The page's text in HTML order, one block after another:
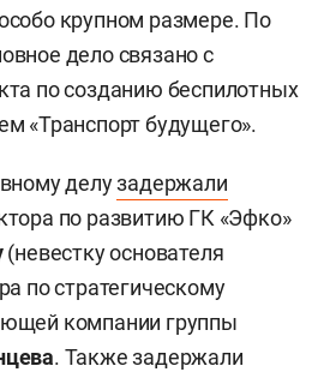
крупном размере. По
дело связано с
по созданию беспилотных
«Транспорт будущего».
делузадержали
по развитию ГК «Эфко»
(невестку основателя
по стратегическому
компании группы
. Также задержали